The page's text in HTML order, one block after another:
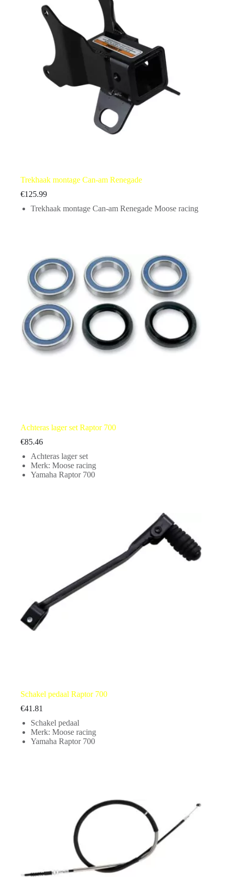
Trekhaak montage Can-am Renegade
€125.99
Trekhaak montage Can-am Renegade Moose racing
Achteras lager set Raptor 700
€85.46
Achteras lager set
Merk: Moose racing
Yamaha Raptor 700
Schakel pedaal Raptor 700
€41.81
Schakel pedaal
Merk: Moose racing
Yamaha Raptor 700